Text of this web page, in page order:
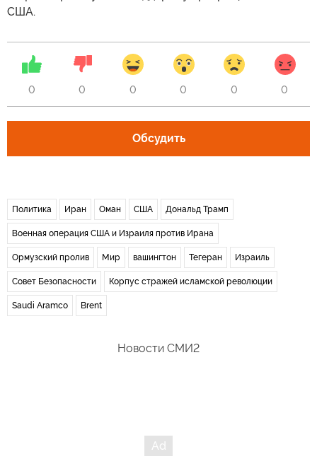
США.
0 0 0 0 0 0
Обсудить
Политика Иран Оман США Дональд Трамп
Военная операция США и Израиля против Ирана
Ормузский пролив Мир вашингтон Тегеран Израиль
Совет Безопасности Корпус стражей исламской революции
Saudi Aramco Brent
Новости СМИ2